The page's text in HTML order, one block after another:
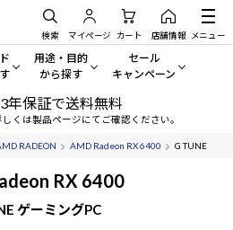
検索 マイページ カート 店舗情報 メニュー
をすべてみる
用途・目的
から探す
一般向けパソコン
ゲーミングPC・ゲーム向けパソコン
セール
キャンペーン
セール・キャンペー
期間限定セール
年保証で送料無料
くは製品ページにてご確認ください。
RADEON AMD Radeon RX 6400 G TUNE
RX 6400
ゲーミングPC